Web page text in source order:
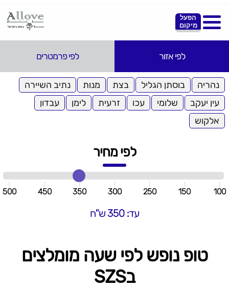
הפעל
מיקום
לפי אזור לפי פרמטרים
נהריה בוסתן הגליל בצת מנות
נתיב השיירה
עין יעקב
שלומי עכו זרעית לימן
עבדון
אלקוש
לפי מחיר
100
150
250
300
350
450
500
עד: 350 ש"ח
טופ נופש לפי שעה מומלצים
בSZS